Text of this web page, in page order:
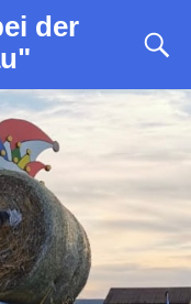
der